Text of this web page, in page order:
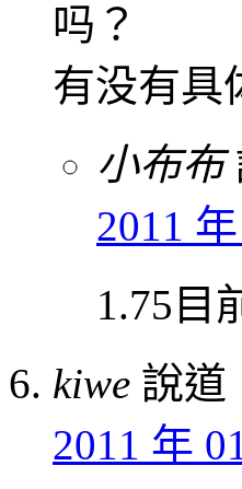
吗？
有没有具
小布布
2011
1.75目
kiwe 說道
2011 年